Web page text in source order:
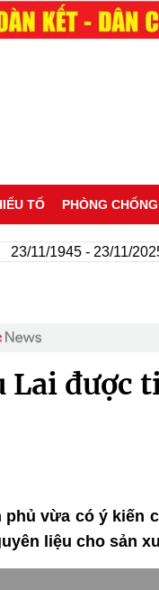
TỐ PHÒNG
1945 - 23/11/2025
Lai được
vừa có ý kiến
liệu cho sản